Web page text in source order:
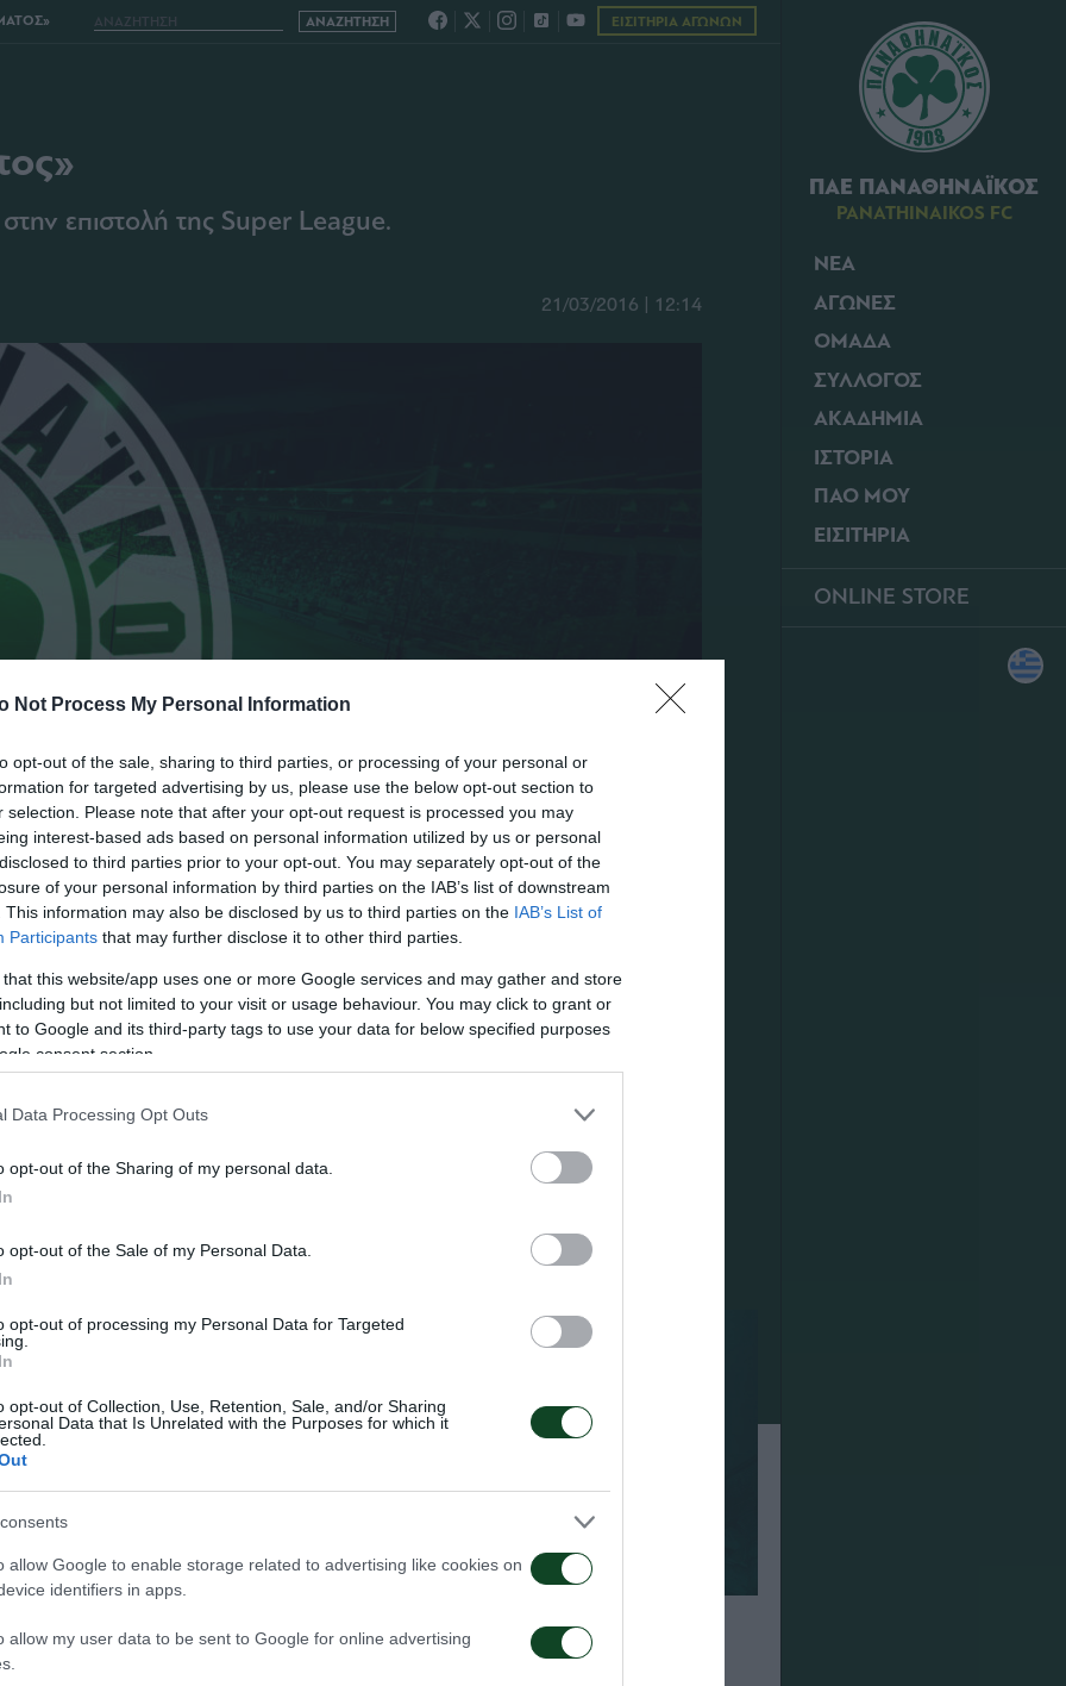
Not Process My Personal Information
opt-out of the sale, sharing to third parties, or processing of your personal or
for targeted advertising by us, please use the below opt-out section to
selection. Please note that after your opt-out request is processed you may
interest-based ads based on personal information utilized by us or personal
to third parties prior to your opt-out. You may separately opt-out of the
of your personal information by third parties on the IAB’s list of downstream
This information may also be disclosed by us to third parties on the IAB’s List of
Participants that may further disclose it to other third parties.
that this website/app uses one or more Google services and may gather and store
but not limited to your visit or usage behaviour. You may click to grant or
to Google and its third-party tags to use your data for below specified purposes
consent section.
Data Processing Opt Outs
opt-out of the Sharing of my personal data.
opt-out of the Sale of my Personal Data.
opt-out of processing my Personal Data for Targeted
opt-out of Collection, Use, Retention, Sale, and/or Sharing
Data that Is Unrelated with the Purposes for which it
allow Google to enable storage related to advertising like cookies on
identifiers in apps.
allow my user data to be sent to Google for online advertising
ΠΑΕ ΠΑΝΑΘΗΝΑΪΚΟΣ
PANATHINAIKOS FC
ΝΕΑ
ΑΓΩΝΕΣ
ΟΜΑΔΑ
ΣΥΛΛΟΓΟΣ
ΑΚΑΔΗΜΙΑ
ΙΣΤΟΡΙΑ
ΠΑΟ ΜΟΥ
ΕΙΣΙΤΗΡΙΑ
ONLINE STORE
ΕΙΣΙΤΗΡΙΑ ΑΓΩΝΩΝ
επιστολή της Super League.
21/03/2016 | 12:14
της Super League, κ. Γιώργο Μποροβήλο, η Π.Α.Ε.
της από τη σημερινή συζήτηση στα γραφεία της
αναμόρφωσης του διοικητικού μοντέλου λειτουργίας της
εδώ
υπερσύγχρονο πούλμαν της
Τα εισιτήρια για τον αγώνα ΤΣΣΚΑ
1948 – Παναθηναϊκός